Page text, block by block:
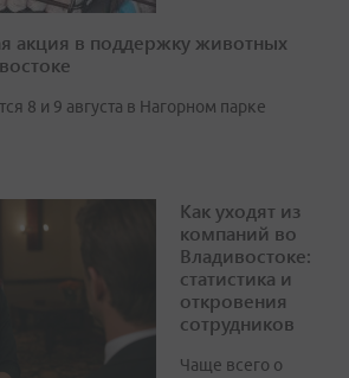
акция в поддержку животных
8 и 9 августа в Нагорном парке
Как уходят из
компаний во
Владивостоке:
статистика и
откровения
сотрудников
Чаще всего о